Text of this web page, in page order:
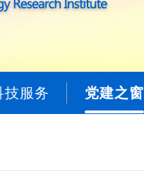
技服务 党建之窗